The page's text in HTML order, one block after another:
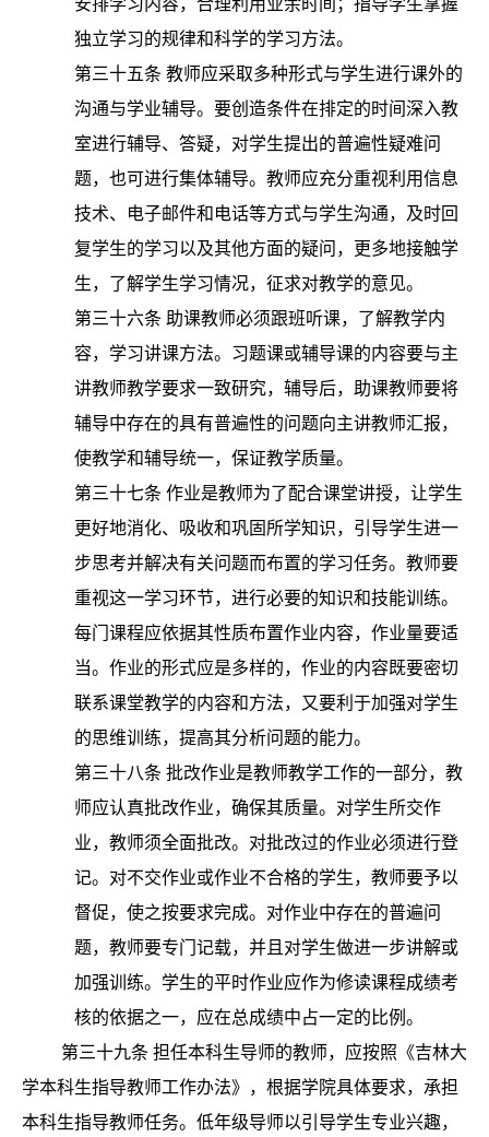
安排学习内容，合理利用业余时间；指导学生掌握
独立学习的规律和科学的学习方法。
第三十五条 教师应采取多种形式与学生进行课外的
沟通与学业辅导。要创造条件在排定的时间深入教
室进行辅导、答疑，对学生提出的普遍性疑难问
题，也可进行集体辅导。教师应充分重视利用信息
技术、电子邮件和电话等方式与学生沟通，及时回
复学生的学习以及其他方面的疑问，更多地接触学
生，了解学生学习情况，征求对教学的意见。
第三十六条 助课教师必须跟班听课，了解教学内
容，学习讲课方法。习题课或辅导课的内容要与主
讲教师教学要求一致研究，辅导后，助课教师要将
辅导中存在的具有普遍性的问题向主讲教师汇报，
使教学和辅导统一，保证教学质量。
第三十七条 作业是教师为了配合课堂讲授，让学生
更好地消化、吸收和巩固所学知识，引导学生进一
步思考并解决有关问题而布置的学习任务。教师要
重视这一学习环节，进行必要的知识和技能训练。
每门课程应依据其性质布置作业内容，作业量要适
当。作业的形式应是多样的，作业的内容既要密切
联系课堂教学的内容和方法，又要利于加强对学生
的思维训练，提高其分析问题的能力。
第三十八条 批改作业是教师教学工作的一部分，教
师应认真批改作业，确保其质量。对学生所交作
业，教师须全面批改。对批改过的作业必须进行登
记。对不交作业或作业不合格的学生，教师要予以
督促，使之按要求完成。对作业中存在的普遍问
题，教师要专门记载，并且对学生做进一步讲解或
加强训练。学生的平时作业应作为修读课程成绩考
核的依据之一，应在总成绩中占一定的比例。
第三十九条 担任本科生导师的教师，应按照《吉林大
学本科生指导教师工作办法》，根据学院具体要求，承担
本科生指导教师任务。低年级导师以引导学生专业兴趣，